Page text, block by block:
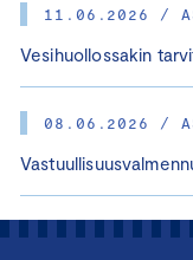
11.06.2026 /
Vesihuollossakin
08.06.2026 /